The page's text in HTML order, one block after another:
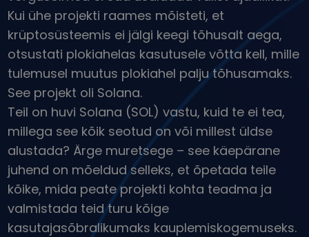
Korduv ost
Regulaarselt planeeritud investeeringud (DCA)
Hinnateavitused
Reaalajas hinnavärskendused teie lemmiktokenitele
Avasta varasid
Avasta investeerimisvõimalusi
Portfellianalüüs
Nutikad ülevaated optimaalseks jõudluseks
Kui ühe projekti raames mõisteti, et
krüptosüsteemis ei jälgi keegi tõhusalt aega,
otsustati plokiahelas kasutusele võtta kell, mille
tulemusel muutus plokiahel palju tõhusamaks.
See projekt oli Solana.
Teil on huvi Solana (SOL) vastu, kuid te ei tea,
millega see kõik seotud on või millest üldse
alustada? Ärge muretsege – see käepärane
juhend on mõeldud selleks, et õpetada teile
kõike, mida peate projekti kohta teadma ja
valmistada teid turu kõige
kasutajasõbralikumaks kauplemiskogemuseks.